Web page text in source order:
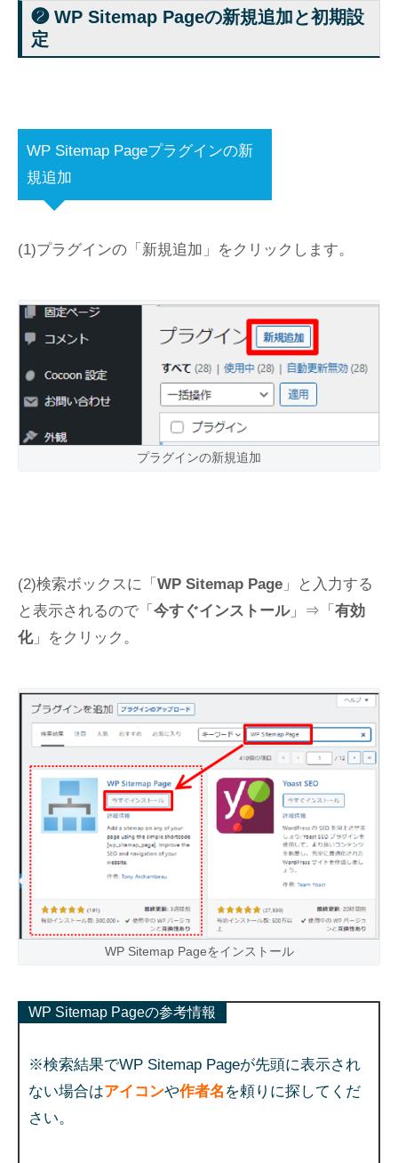
❷ WP Sitemap Pageの新規追加と初期設
定
WP Sitemap Pageプラグインの新
規追加
(1)プラグインの「新規追加」をクリックします。
プラグインの新規追加
(2)検索ボックスに「 WP Sitemap Page 」と入力する
と表示されるので「 今すぐインストール」⇒「 有効
化」をクリック。
WP Sitemap Pageをインストール
WP Sitemap Pageの参考情報
※検索結果でWP Sitemap Pageが先頭に表示され
ない場合はアイコンや作者名 を頼りに探してくだ
さい。